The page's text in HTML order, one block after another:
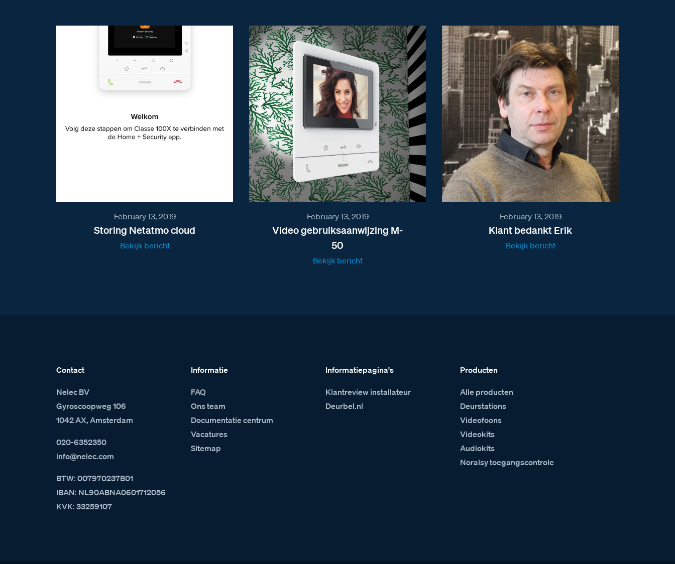
February 13, 2019
Storing Netatmo cloud
Bekijk bericht
February 13, 2019
Video gebruiksaanwijzing M-
50
Bekijk bericht
February 13, 2019
Klant bedankt Erik
Bekijk bericht
Contact
Nelec BV
Gyroscoopweg 106
1042 AX, Amsterdam
020-6352350
info@nelec.com
BTW: 007970237B01
IBAN: NL90ABNA0601712056
KVK: 33259107
Informatie
FAQ
Ons team
Documentatie centrum
Vacatures
Sitemap
Informatiepagina's
Klantreview installateur
Deurbel.nl
Producten
Alle producten
Deurstations
Videofoons
Videokits
Audiokits
Noralsy toegangscontrole